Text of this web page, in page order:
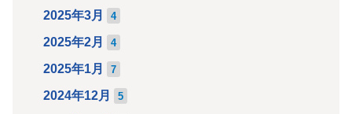
2025年3月 4
2025年2月 4
2025年1月 7
2024年12月 5